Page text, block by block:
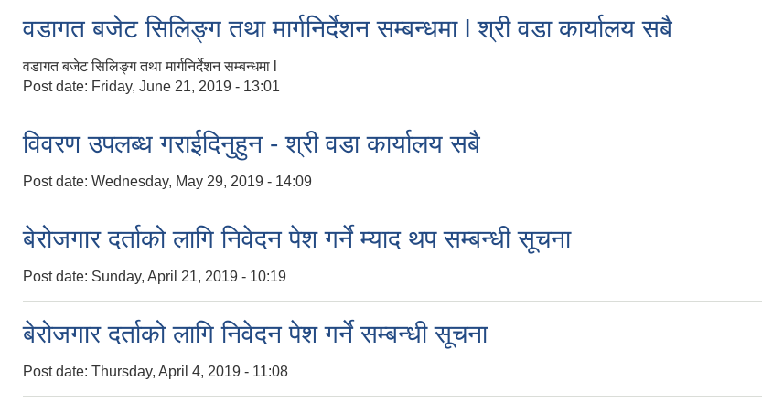
वडागत बजेट सिलिङ्ग तथा मार्गनिर्देशन सम्बन्धमा l श्री वडा कार्यालय सबै
वडागत बजेट सिलिङ्ग तथा मार्गनिर्देशन सम्बन्धमा l
Post date: Friday, June 21, 2019 - 13:01
विवरण उपलब्ध गराईदिनुहुन - श्री वडा कार्यालय सबै
Post date: Wednesday, May 29, 2019 - 14:09
बेरोजगार दर्ताको लागि निवेदन पेश गर्ने म्याद थप सम्बन्धी सूचना
Post date: Sunday, April 21, 2019 - 10:19
बेरोजगार दर्ताको लागि निवेदन पेश गर्ने सम्बन्धी सूचना
Post date: Thursday, April 4, 2019 - 11:08